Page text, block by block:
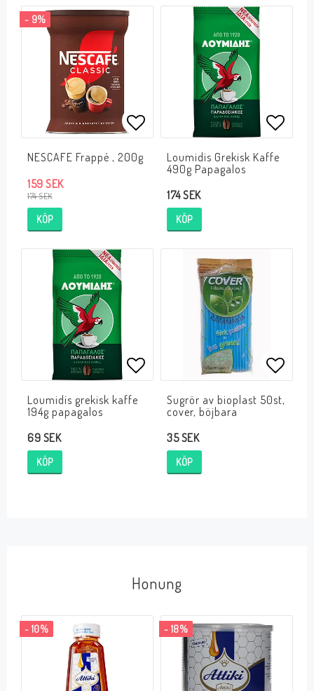
- 9%
Lägg till i favoritlistan
NESCAFE Frappé , 200g
174 SEK
159 SEK
KÖP
Lägg
Loumidis Grekisk Kaffe
490g Papagalos
174 SEK
KÖP
Lägg till i favoritlistan
Loumidis grekisk kaffe
194g papagalos
69 SEK
KÖP
Lägg
Sugrör av bioplast 50st,
cover, böjbara
35 SEK
KÖP
Honung
- 10% - 18%